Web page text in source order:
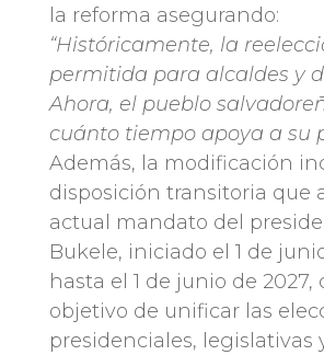
la reforma asegurando:
“Históricamente, la
permitida para alcaldes y
Ahora, el pueblo
cuánto tiempo apoya a su
Además, la modificación
disposición transitoria que
actual mandato del
Bukele, iniciado el 1 de
hasta el 1 de junio de 2027,
objetivo de unificar las
presidenciales, legislativas